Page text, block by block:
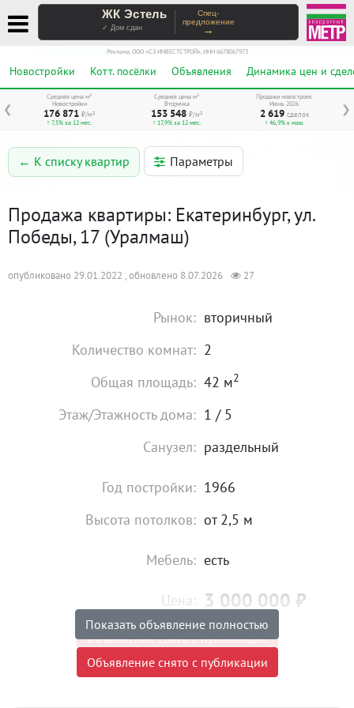
ЖК Эстель
✓ Дом сдан
Спец-
предложение
→
Реклама. ООО «СЗ ИНВЕСТСТРОЙ», ИНН 6678067973
Новостройки Котт. посёлки Объявления Динамика цен и
❮ ❯
Средняя цена м²
Новостройки
176 871 ₽/м²
↑ 7,5% за 12 мес.
Средняя цена м²
Вторичка
153 548 ₽/м²
↑ 17,9% за 12 мес.
Продажи новостроек
Июнь 2026
2 619 сделок
↑ 46,9% к маю
← К списку квартир Параметры
Продажа квартиры: Екатеринбург, ул.
Победы, 17 (Уралмаш)
опубликовано 29.01.2022 , обновлено 8.07.2026 27
Рынок: вторичный
Количество комнат: 2
Общая площадь: 42 м2
Этаж/Этажность дома: 1 / 5
Санузел: раздельный
Год постройки: 1966
Высота потолков: от 2,5 м
Мебель: есть
Цена: 3 000 000 ₽
Объявление снято с публикации
Торг: Невозможен
Показать объявление полностью
Объявление снято с публикации